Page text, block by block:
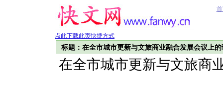
点此下载此页快捷方式
标题：在全市城市更新与文旅商业融合发展会议上的
在全市城市更新与文旅商